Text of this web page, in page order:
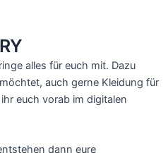
alles für euch mit. Dazu
auch gerne Kleidung für
euch vorab im digitalen
dann eure